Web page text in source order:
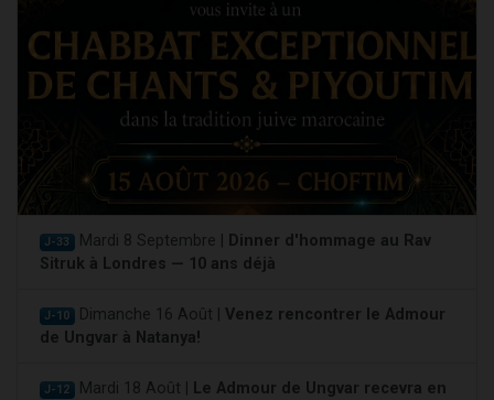
J-33 Mardi 8 Septembre |
Dinner d'hommage au Rav
Sitruk à Londres — 10 ans déjà
J-10 Dimanche 16 Août | Venez rencontrer le Admour
de Ungvar à Natanya!
J-12 Mardi 18 Août |
Le Admour de Ungvar recevra en